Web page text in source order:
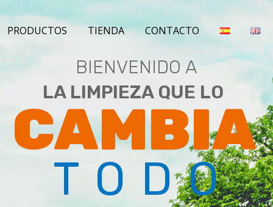
PRODUCTOS TIENDA CONTACTO
LA LIMPIEZA QUE LO
TODO
CAMBIA
BIENVENIDO A